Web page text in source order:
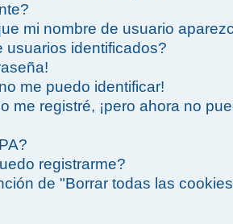
mi nombre de usuario
usuarios identificados?
me puedo identificar!
me registré, ¡pero ahora no
registrarme?
de "Borrar todas las